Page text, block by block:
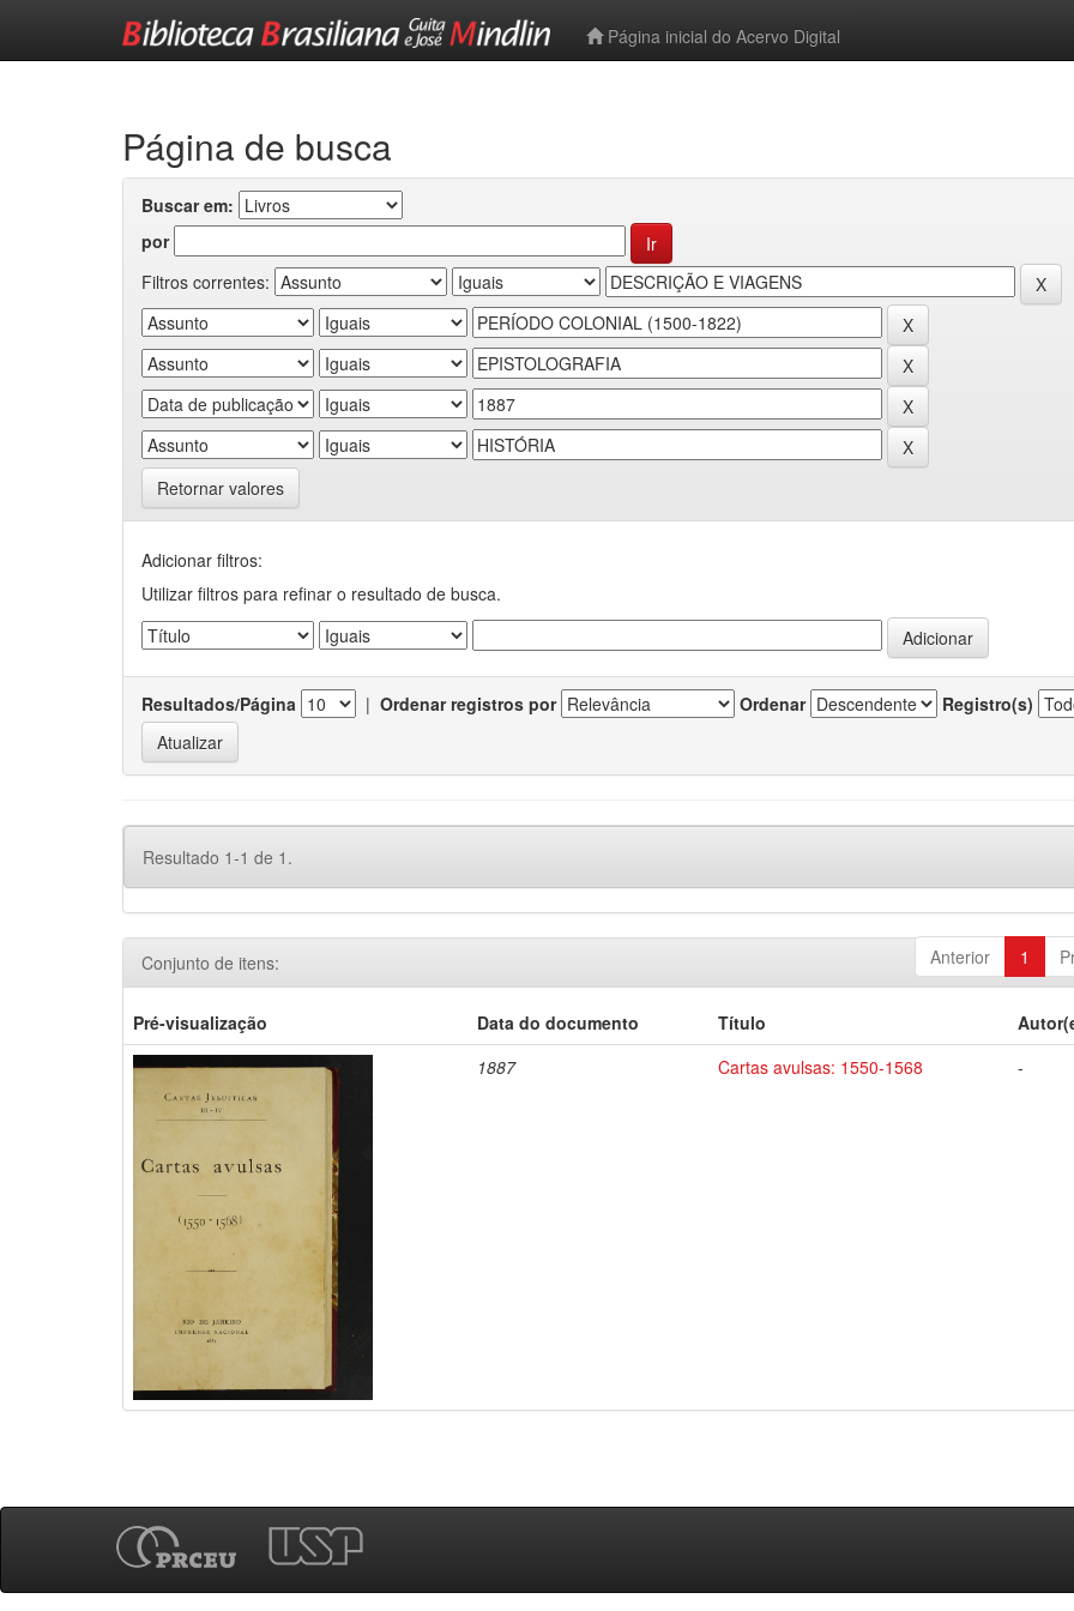
Página inicial do Acervo Digital
Página de busca
Buscar em:
por
Filtros correntes:
Retornar valores
Adicionar filtros:
Utilizar filtros para refinar o resultado de busca.
Resultados/Página | Ordenar registros por Ordenar Registro(s)
Resultado 1-1 de 1.
Anterior 1
Conjunto de itens:
Pré-visualização Data do documento Título
1887
Cartas avulsas: 1550-1568 -